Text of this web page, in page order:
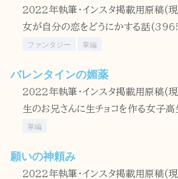
2022年執筆・インスタ掲載用原稿(
女が自分の恋をどうにかする話
ファンタジー 掌編
バレンタインの媚薬
2022年執筆・インスタ掲載用原稿(
生のお兄さんに生チョコを作る女子
掌編
願いの神頼み
2022年執筆・インスタ掲載用原稿(